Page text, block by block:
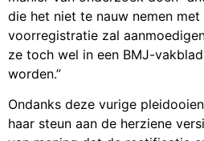
die het niet te nauw nemen
voorregistratie zal
ze toch wel in een BMJ-
worden.”
Ondanks deze vurige
haar steun aan de herziene